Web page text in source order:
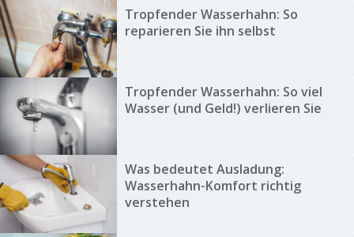
Tropfender Wasserhahn: So
reparieren Sie ihn selbst
Tropfender Wasserhahn: So viel
Wasser (und Geld!) verlieren Sie
Was bedeutet Ausladung:
Wasserhahn-Komfort richtig
verstehen